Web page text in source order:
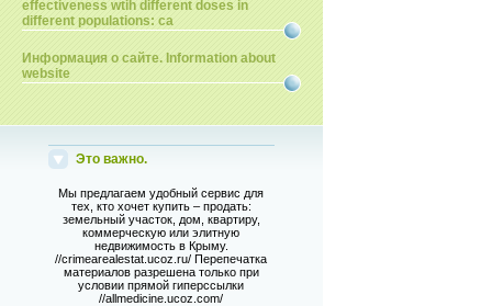
effectiveness wtih different doses in
different populations: ca
Информация о сайте. Information about
website
Это важно.
Мы предлагаем удобный сервис для
тех, кто хочет купить – продать:
земельный участок, дом, квартиру,
коммерческую или элитную
недвижимость в Крыму.
//crimearealestat.ucoz.ru/ Перепечатка
материалов разрешена только при
условии прямой гиперссылки
//allmedicine.ucoz.com/